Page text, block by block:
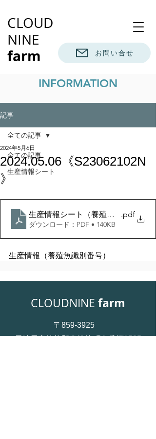
CLOUD
NINE
farm お問い合せ
INFORMATION
記事
全ての記事
生産情報シート
全ての記事
2024.05.06《S23062102N
》
2024年5月6日
生産情報シート（養殖魚）2024.5.6
.pdf
ダウンロード：PDF • 140KB
生産情報（養殖魚識別番号）
CLOUDNINE farm
〒859-3925
長崎県東彼杵郡東彼杵町中岳郷1535